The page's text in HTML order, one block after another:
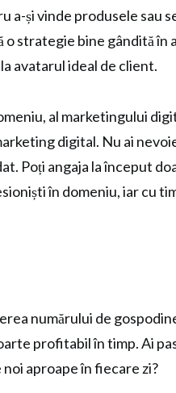
a-și vinde produsele sau
o strategie bine gândită în
avatarul ideal de client.
al marketingului
digital. Nu ai
Poți angaja la început
în domeniu, iar cu
numărului de
profitabil în timp. Ai
aproape în fiecare zi?